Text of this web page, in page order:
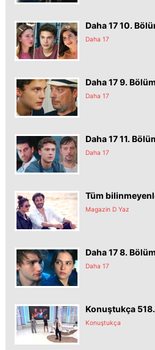
Daha 17 10.
Daha 17
Daha 17 9.
Daha 17
Daha 17 11.
Daha 17
Tüm
Magazin D Yaz
Daha 17 8.
Daha 17
Konuştukça
Konuştukça